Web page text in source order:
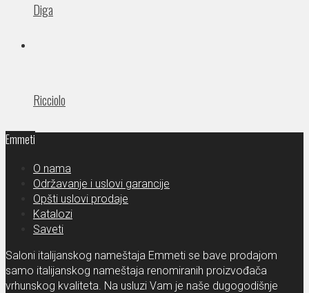
Diga
Ricciolo
Emmeti
O nama
Održavanje i uslovi garancije
Opšti uslovi prodaje
Katalozi
Saveti
Saloni italijanskog nameštaja Emmeti se bave prodajom
samo italijanskog nameštaja renomiranih proizvođača
vrhunskog kvaliteta. Na usluzi Vam je naše dugogodišnje